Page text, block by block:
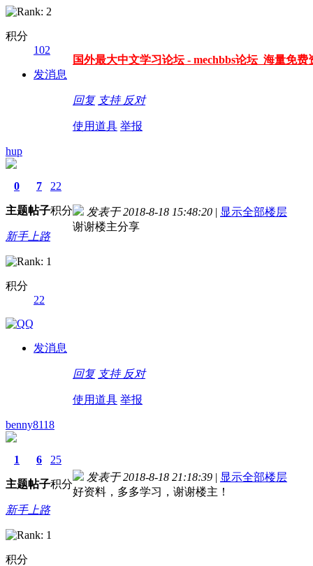
积分
102
发消息
国外最大中文学习论坛 - mechbbs论坛 海量免费
回复 支持 反对
使用道具 举报
hup
0
主题
7
帖子
22
积分
新手上路
积分
22
发消息
发表于 2018-8-18 15:48:20 | 显示全部楼层
谢谢楼主分享
回复 支持 反对
使用道具 举报
benny8118
1
主题
6
帖子
25
积分
新手上路
积分
发表于 2018-8-18 21:18:39 | 显示全部楼层
好资料，多多学习，谢谢楼主！